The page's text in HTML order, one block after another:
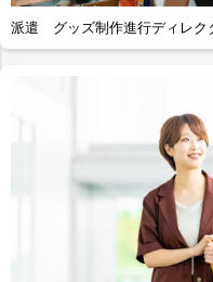
派遣 グッズ制作進行ディレ